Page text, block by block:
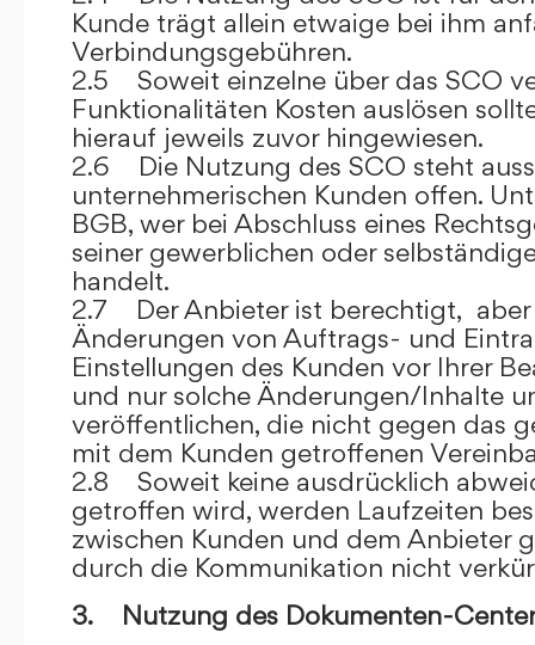
Kunde trägt allein etwaige bei ihm
Verbindungsgebühren.
2.5 Soweit einzelne über das SCO
Funktionalitäten Kosten auslösen
hierauf jeweils zuvor hingewiesen.
2.6 Die Nutzung des SCO steht
unternehmerischen Kunden offen.
BGB, wer bei Abschluss eines
seiner gewerblichen oder
handelt.
2.7 Der Anbieter ist berechtigt,
Änderungen von Auftrags- und
Einstellungen des Kunden vor Ihrer
und nur solche Änderungen/Inhalte
veröffentlichen, die nicht gegen das
mit dem Kunden getroffenen
2.8 Soweit keine ausdrücklich
getroffen wird, werden Laufzeiten
zwischen Kunden und dem Anbieter
durch die Kommunikation nicht
3. Nutzung des Dokumenten-